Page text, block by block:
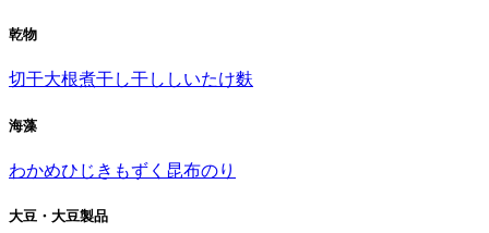
乾物
切干大根煮干し干ししいたけ麩
海藻
わかめひじき もずく 昆布のり
大豆・大豆製品